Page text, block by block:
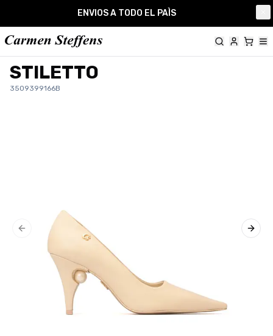
ENVIOS A TODO EL PAÌS
STILETTO
3509399166B
Previous slide Next